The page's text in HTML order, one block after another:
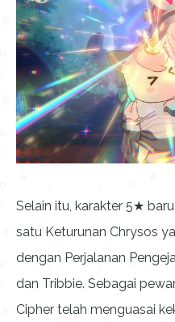
Selain itu, karakter 5★
satu Keturunan Chrysos
dengan Perjalanan
dan Tribbie. Sebagai
Cipher telah menguasai